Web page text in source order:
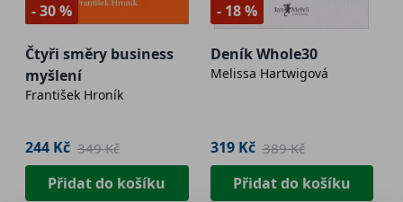
- 30 %
Čtyři směry business
myšlení
František Hroník
244 Kč 349 Kč
Přidat do košíku
- 18 %
Deník Whole30
Melissa Hartwigová
319 Kč 389 Kč
Přidat do košíku